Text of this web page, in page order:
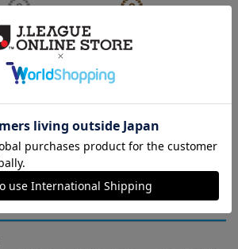
手帳型マルチスマホケー
ス (Y.S.C.C.横浜)
2,860円
バンブータンブラー 430